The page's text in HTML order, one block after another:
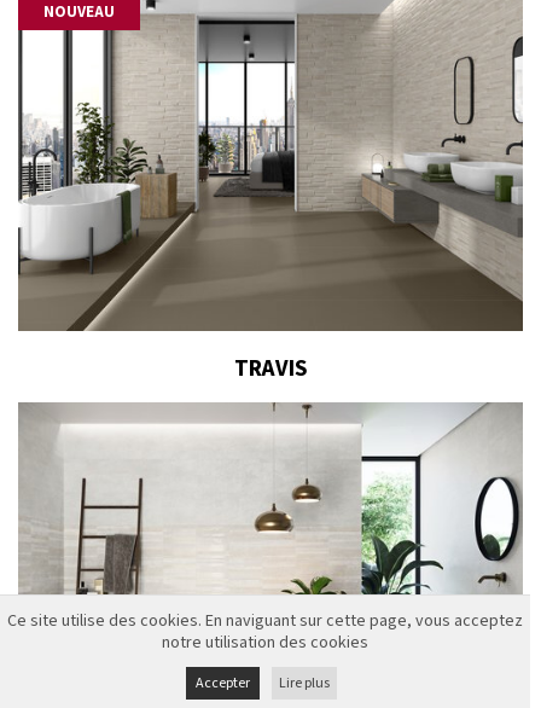
NOUVEAU
TRAVIS
Ce site utilise des cookies. En naviguant sur cette page, vous acceptez
notre utilisation des cookies
Accepter Lire plus